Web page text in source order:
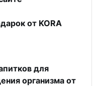
от KORA
для
организма от